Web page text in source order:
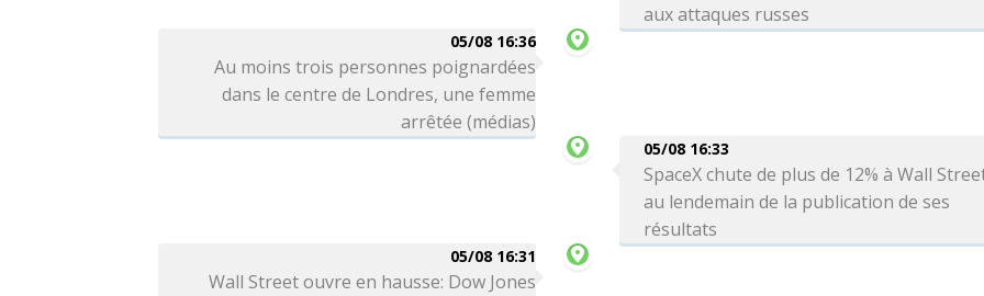
aux attaques russes
05/08 16:36
Au moins trois personnes poignardées
dans le centre de Londres, une femme
arrêtée (médias)
05/08 16:33
SpaceX chute de plus de 12% à Wall
au lendemain de la publication de ses
résultats
05/08 16:31
Wall Street ouvre en hausse: Dow Jones